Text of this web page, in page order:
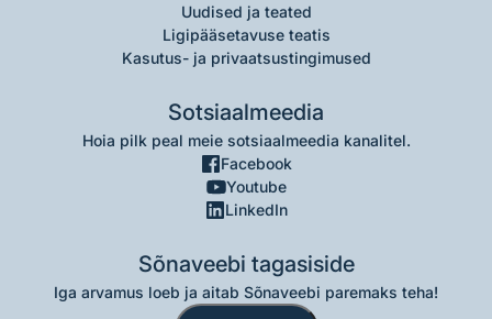
Uudised ja teated
Ligipääsetavuse teatis
Kasutus- ja privaatsustingimused
Sotsiaalmeedia
Hoia pilk peal meie sotsiaalmeedia kanalitel.
Facebook
Youtube
LinkedIn
Sõnaveebi tagasiside
Iga arvamus loeb ja aitab Sõnaveebi paremaks teha!